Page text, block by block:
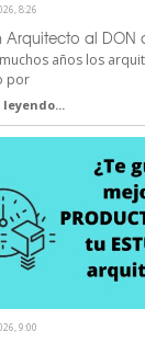
8:26
Arquitecto al DON
años los
por
leyendo...
9:00